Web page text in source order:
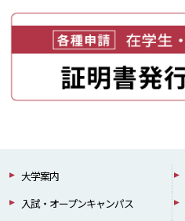
大学案内
入試・オープンキャンパス